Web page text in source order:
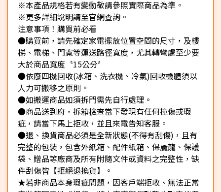
※本產品規格若有變動敬請參照實際商品為準。
※更多詳細說明請至官網查詢。
注意事項！購買前必看
●購買前，請先確定家電擺放位置空間的尺寸，及樓
梯、電梯、門寬等運送路徑寬度，尤其轉彎處至少要
大於商品寬度〝15公分〞
●依廢四機回收(冰箱、洗衣機、冷氣)回收機體須以
人力可搬移之原則。
●如搬運商品如須拆門需先自行處理。
●商品送到府，拆箱檢查當下發現有任何撞傷或瑕
疵，請當下馬上拒收，並且來電告知客服。
●退、換貨商品必須是全新狀態(不得有刮傷)，且有
完整的包裝，包含外紙箱、配件紙箱、保麗龍、保護
袋、贈品等廠商及所有附隨文件或資料之完整性，缺
件刮傷皆【拒絕退換貨】。
★若非商品本身瑕疵問題，因客戶端拒收、無法正常